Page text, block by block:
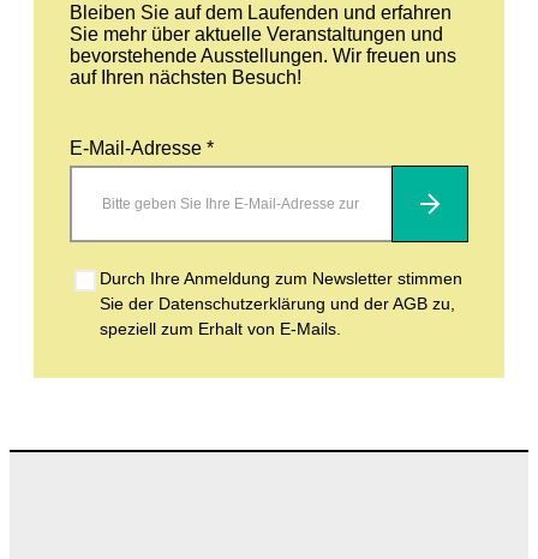
Bleiben Sie auf dem Laufenden und erfahren
Sie mehr über aktuelle Veranstaltungen und
bevorstehende Ausstellungen. Wir freuen uns
auf Ihren nächsten Besuch!
E-Mail-Adresse *
Abonnieren
Durch Ihre Anmeldung zum Newsletter stimmen
Sie der Datenschutzerklärung und der AGB zu,
speziell zum Erhalt von E-Mails.